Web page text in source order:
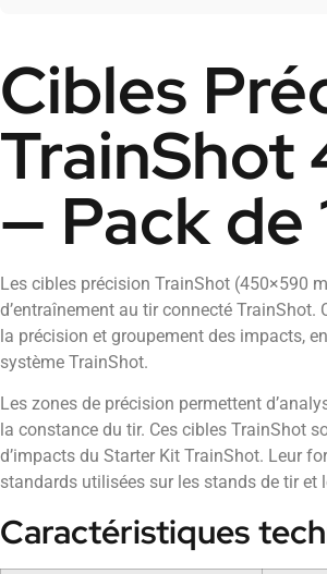
Cibles
TrainShot
— Pack de
Les cibles précision TrainShot (450×590
d’entraînement au tir connecté
la précision et groupement des impacts,
système TrainShot.
Les zones de précision permettent
la constance du tir. Ces cibles TrainShot
d’impacts du Starter Kit TrainShot. Leur
standards utilisées sur les stands de tir
Caractéristiques